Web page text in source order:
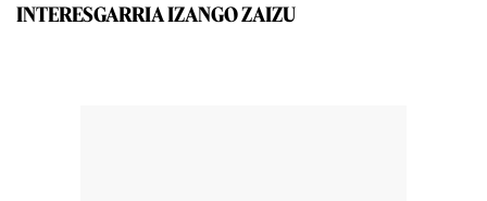
INTERESGARRIA IZANGO ZAIZU